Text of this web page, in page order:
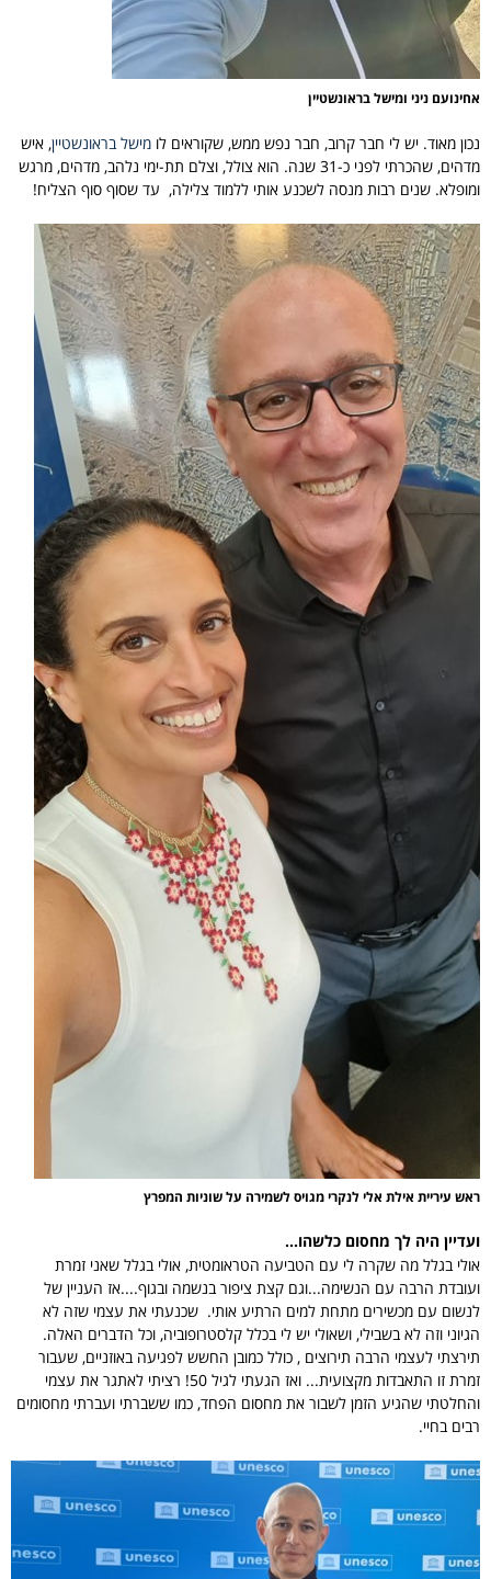
אחינועם ניני ומישל בראונשטיין
נכון מאוד. יש לי חבר קרוב, חבר נפש ממש, שקוראים לו מישל בראונשטיין, איש
מדהים, שהכרתי לפני כ-31 שנה. הוא צולל, וצלם תת-ימי נלהב, מדהים, מרגש
ומופלא. שנים רבות מנסה לשכנע אותי ללמוד צלילה, עד שסוף סוף הצליח!
ראש עיריית אילת אלי לנקרי מגויס לשמירה על שוניות המפרץ
ועדיין היה לך מחסום כלשהו...
אולי בגלל מה שקרה לי עם הטביעה הטראומטית, אולי בגלל שאני זמרת
ועובדת הרבה עם הנשימה...וגם קצת ציפור בנשמה ובגוף....אז העניין של
לנשום עם מכשירים מתחת למים הרתיע אותי. שכנעתי את עצמי שזה לא
הגיוני וזה לא בשבילי, ושאולי יש לי בכלל קלסטרופוביה, וכל הדברים האלה.
תירצתי לעצמי הרבה תירוצים , כולל כמובן החשש לפגיעה באוזניים, שעבור
זמרת זו התאבדות מקצועית... ואז הגעתי לגיל 50! רציתי לאתגר את עצמי
והחלטתי שהגיע הזמן לשבור את מחסום הפחד, כמו ששברתי ועברתי מחסומים
רבים בחיי.